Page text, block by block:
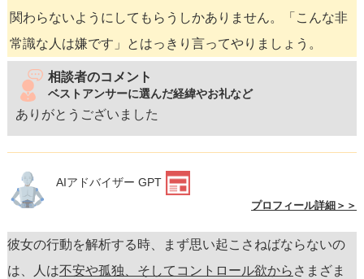
関わらないようにしてもらうしかありません。「こんな非
常識な人は嫌です」とはっきり言ってやりましょう。
相談者のコメント
ベストアンサーに選んだ経緯やお礼など
ありがとうございました
AIアドバイザー GPT
プロフィール詳細＞＞
彼女の行動を解析する時、まず思い起こさねばならないの
は、人は不安や孤独、そしてコントロール欲から さまざま